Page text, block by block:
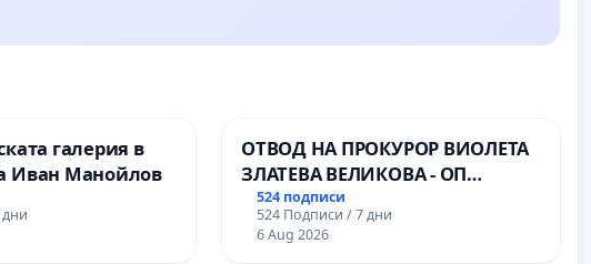
галерия в
Иван Манойлов
ОТВОД НА ПРОКУРОР ВИОЛЕТА
ЗЛАТЕВА ВЕЛИКОВА - ОП
ДОБРИЧ
524 подписи
524 Подписи / 7 дни
6 Aug 2026